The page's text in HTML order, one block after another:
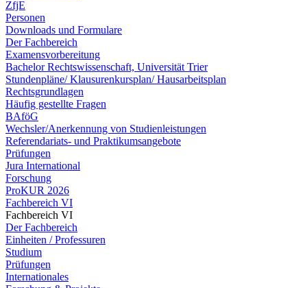
ZfjE
Personen
Downloads und Formulare
Der Fachbereich
Examensvorbereitung
Bachelor Rechtswissenschaft, Universität Trier
Stundenpläne/ Klausurenkursplan/ Hausarbeitsplan
Rechtsgrundlagen
Häufig gestellte Fragen
BAföG
Wechsler/Anerkennung von Studienleistungen
Referendariats- und Praktikumsangebote
Prüfungen
Jura International
Forschung
ProKUR 2026
Fachbereich VI
Fachbereich VI
Der Fachbereich
Einheiten / Professuren
Studium
Prüfungen
Internationales